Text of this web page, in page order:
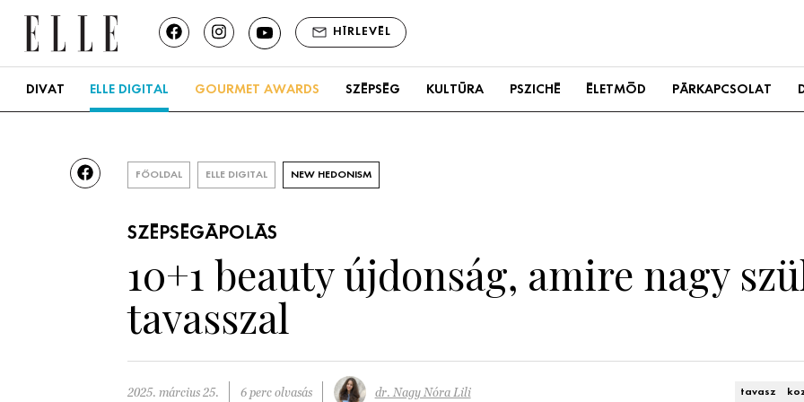
HÍRLEVÉL
DIVAT ELLE DIGITAL GOURMET AWARDS SZÉPSÉG KULTÚRA PSZICHÉ ÉLETMÓD PÁRKAPCSOLAT
FŐOLDAL ELLE DIGITAL NEW HEDONISM
SZÉPSÉGÁPOLÁS
10+1 beauty újdonság, amire nagy
tavasszal
2025. március 25. 6 perc olvasás dr. Nagy Nóra Lili tavasz